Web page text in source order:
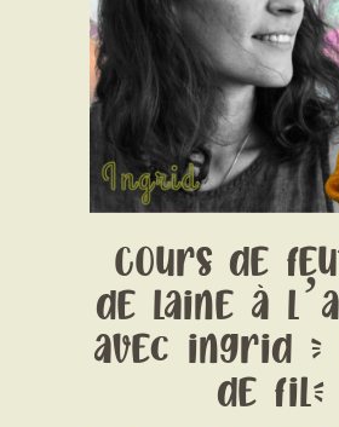
CONTACT
Price:
35 € pour laine
Cours de
de laine à
avec ingrid (
de fil)